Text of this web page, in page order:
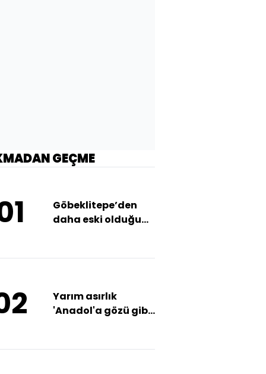
GEÇME
Göbeklitepe’den
daha eski olduğu
Yarım asırlık
'Anadol'a gözü gibi